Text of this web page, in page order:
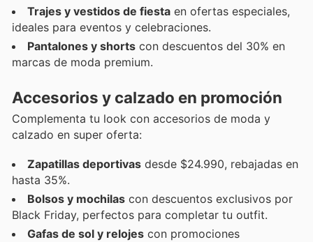
Trajes y vestidos de fiesta en ofertas especiales,
ideales para eventos y celebraciones.
Pantalones y shorts con descuentos del 30% en
marcas de moda premium.
Accesorios y calzado en promoción
Complementa tu look con accesorios de moda y
calzado en super oferta:
Zapatillas deportivas desde $24.990, rebajadas en
hasta 35%.
Bolsos y mochilas con descuentos exclusivos por
Black Friday, perfectos para completar tu outfit.
Gafas de sol y relojes con promociones